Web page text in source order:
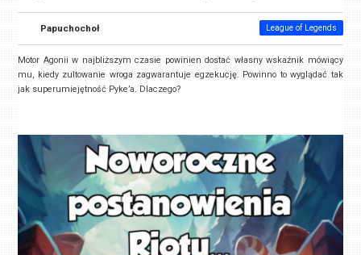
Papuchochoł League of Legends
Motor Agonii w najbliższym czasie powinien dostać własny wskaźnik mówiący
mu, kiedy zultowanie wroga zagwarantuje egzekucję. Powinno to wyglądać tak
jak superumiejętność Pyke’a. Dlaczego?